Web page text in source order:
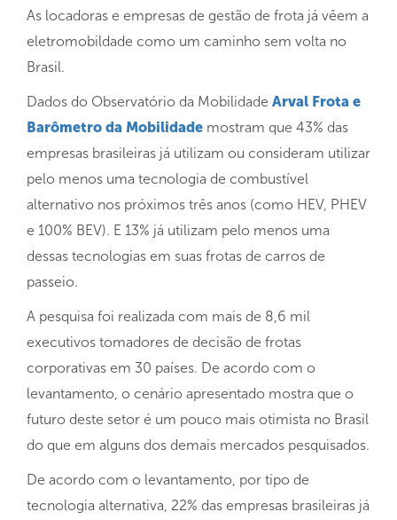
As locadoras e empresas de gestão de frota já vêem a
eletromobildade como um caminho sem volta no
Brasil.
Dados do Observatório da Mobilidade Arval Frota e
Barômetro da Mobilidade mostram que 43% das
empresas brasileiras já utilizam ou consideram utilizar
pelo menos uma tecnologia de combustível
alternativo nos próximos três anos (como HEV, PHEV
e 100% BEV). E 13% já utilizam pelo menos uma
dessas tecnologias em suas frotas de carros de
passeio.
A pesquisa foi realizada com mais de 8,6 mil
executivos tomadores de decisão de frotas
corporativas em 30 países. De acordo com o
levantamento, o cenário apresentado mostra que o
futuro deste setor é um pouco mais otimista no Brasil
do que em alguns dos demais mercados pesquisados.
De acordo com o levantamento, por tipo de
tecnologia alternativa, 22% das empresas brasileiras já